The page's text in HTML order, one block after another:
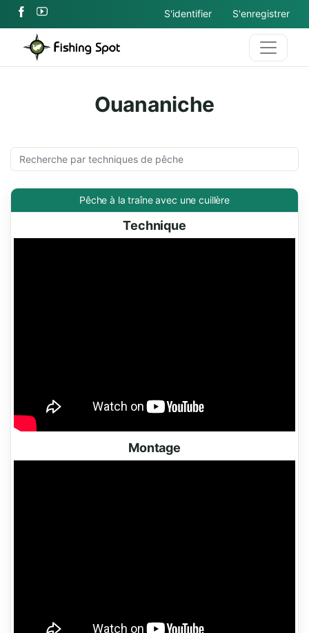
S'identifier S'enregistrer
Ouananiche
Pêche à la traîne avec une cuillère
Technique
Montage